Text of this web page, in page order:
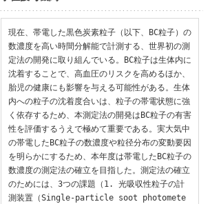
現在、帯電した黒色炭素粒子（以下、BC粒子）の
数濃度を高い時間分解能で計測する、世界初の測
定法の開発に取り組んでいる。BC粒子は生体内に
沈着することで、高血圧のリスクを高めるほか、
胎児の健康にも影響を与える可能性がある。生体
内への粒子の沈着度合いは、粒子の帯電状態に強
く依存するため、本測定法の開発はBC粒子の有害
性を評価するうえで極めて重要である。実大気中
の帯電したBC粒子の数濃度や粒径分布の変動要因
を明らかにするため、本年度は帯電したBC粒子の
数濃度の測定法の確立を目指した。測定法の確立
のためには、3つの課題（1. 光吸収性粒子の計
測装置（Single-particle soot photomete